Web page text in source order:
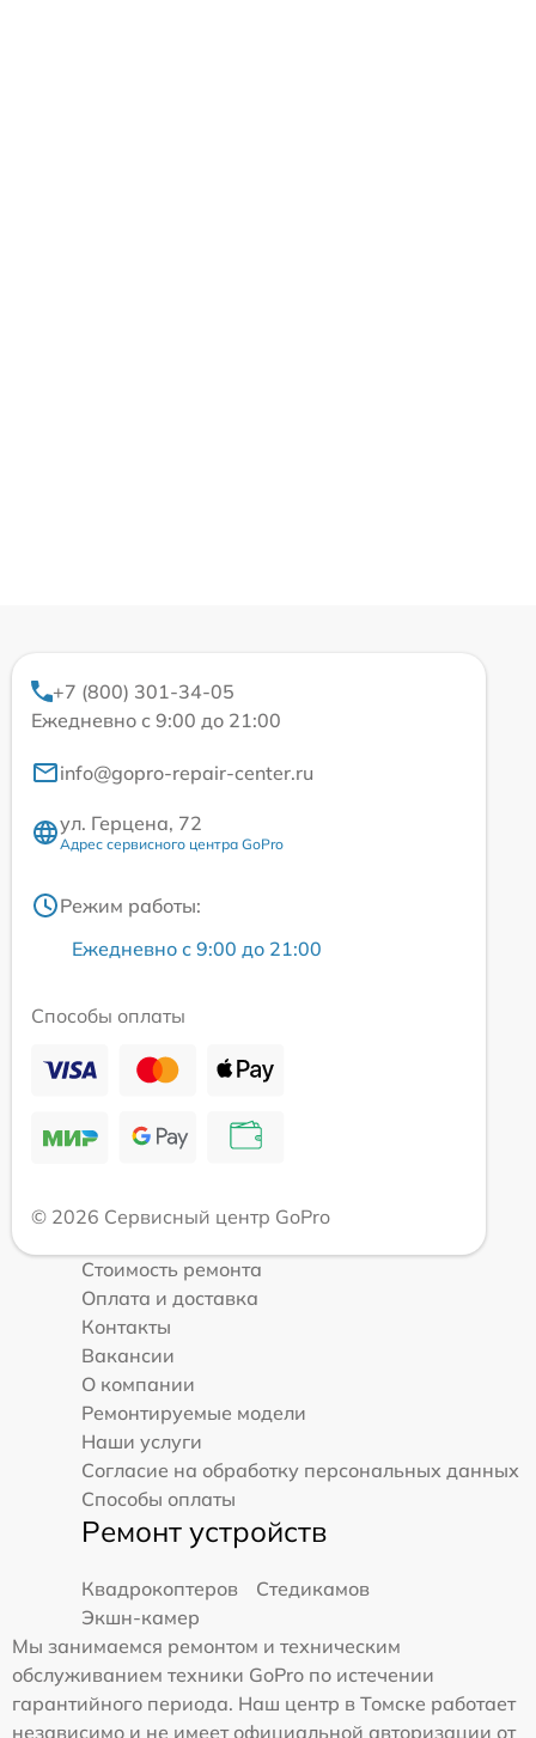
+7 (800) 301-34-05
Ежедневно с 9:00 до 21:00
info@gopro-repair-center.ru
ул. Герцена, 72
Адрес сервисного центра GoPro
Режим работы:
Ежедневно с 9:00 до 21:00
Способы оплаты
© 2026 Сервисный центр GoPro
Стоимость ремонта
Оплата и доставка
Контакты
Вакансии
О компании
Ремонтируемые модели
Наши услуги
Согласие на обработку персональных данных
Способы оплаты
Ремонт устройств
Квадрокоптеров
Стедикамов
Экшн-камер
Мы занимаемся ремонтом и техническим
обслуживанием техники GoPro по истечении
гарантийного периода. Наш центр в Томске работает
независимо и не имеет официальной авторизации от